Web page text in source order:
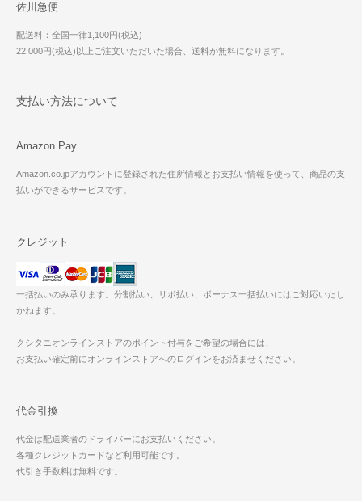
佐川急便
配送料：全国一律1,100円(税込)
22,000円(税込)以上ご注文いただいた場合、送料が無料になります。
支払い方法について
Amazon Pay
Amazon.co.jpアカウントに登録された住所情報とお支払い情報を使って、商品の支
払いができるサービスです。
クレジット
一括払いのみ承ります。分割払い、リボ払い、ボーナス一括払いにはご対応いたし
かねます。
クシタニオンラインストアのポイント付与をご希望の場合には、
お支払い確定前にオンラインストアへのログインをお済ませください。
代金引換
代金は配送業者のドライバーにお支払いください。
各種クレジットカードなど利用可能です。
代引き手数料は無料です。